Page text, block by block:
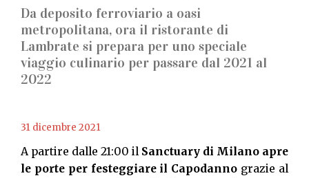
Da deposito ferroviario a oasi
metropolitana, ora il ristorante di
Lambrate si prepara per uno speciale
viaggio culinario per passare dal 2021 al
2022
31 dicembre 2021
A partire dalle 21:00 il Sanctuary di Milano apre
le porte per festeggiare il Capodanno grazie al